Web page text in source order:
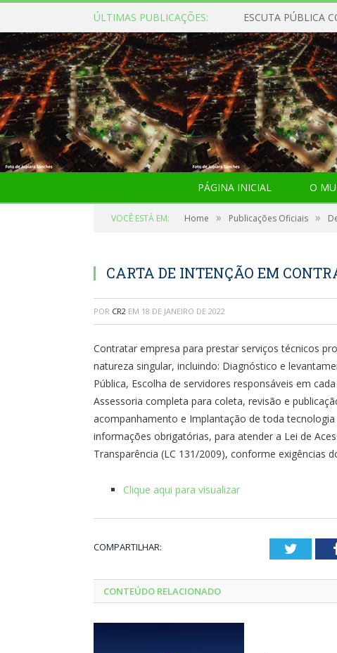
ÚLTIMAS PUBLICAÇÕES: ESCUTA PÚBLICA
PÁGINA INICIAL O
VOCÊ ESTÁ EM: Home » Publicações Oficiais »
CARTA DE INTENÇÃO EM
POR CR2 EM 18 DE JANEIRO DE 2022
Contratar empresa para prestar serviços técnicos
natureza singular, incluindo: Diagnóstico e
Pública, Escolha de servidores responsáveis em
Assessoria completa para coleta, revisão e
acompanhamento e Implantação de toda
informações obrigatórias, para atender a Lei de
Transparência (LC 131/2009), conforme exigências
Clique aqui para visualizar
COMPARTILHAR:
CONTEÚDO RELACIONADO